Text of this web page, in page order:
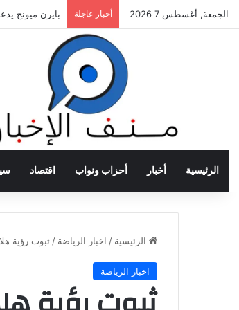
الجمعة, أغسطس 7 2026 أخبار عاجلة بايرن ميونخ
الرئيسية أخبار أحزاب ونواب اقتصاد
الرئيسية / اخبار الرياضة / ثبوت رؤية
اخبار الرياضة